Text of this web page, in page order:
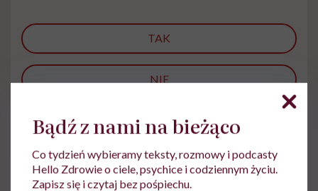
TAK
NIE
Zobacz wyniki ankiety
Bądź z nami na bieżąco
Co tydzień wybieramy teksty, rozmowy i podcasty
Hello Zdrowie o ciele, psychice i codziennym życiu.
Zapisz się i czytaj bez pośpiechu.